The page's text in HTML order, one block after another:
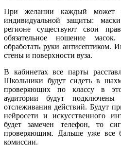
При желании каждый может
индивидуальной защиты:
регионе существуют свои
обязательное ношение
обработать руки антисептиком.
стены и поверхности вуза.
В кабинетах все парты
Школьники будут сидеть в
проверяющих по классу в
аудитории будут
отслеживания действий. Будут
нейросети и искусственного
будет замечен телефон, то
проверяющим. Дальше уже все
комиссии.